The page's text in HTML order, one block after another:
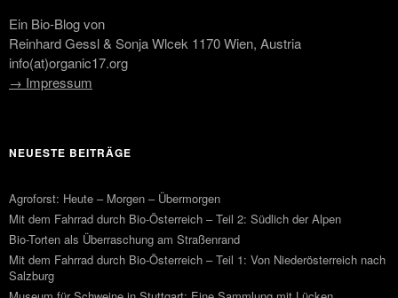
Ein Bio-Blog von
Reinhard Gessl & Sonja Wlcek 1170 Wien, Austria
info(at)organic17.org
→ Impressum
NEUESTE BEITRÄGE
Agroforst: Heute – Morgen – Übermorgen
Mit dem Fahrrad durch Bio-Österreich – Teil 2: Südlich der Alpen
Bio-Torten als Überraschung am Straßenrand
Mit dem Fahrrad durch Bio-Österreich – Teil 1: Von Niederösterreich nach
Salzburg